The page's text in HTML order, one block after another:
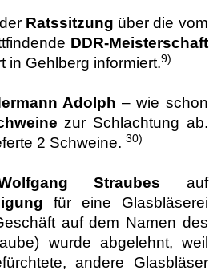
Ratssitzung über die vom
DDR-Meisterschaft
in Gehlberg informiert.9)
Adolph – wie schon
zur Schlachtung ab.
2 Schweine.30)
Straubes auf
für eine Glasbläserei
auf dem Namen des
wurde abgelehnt, weil
andere Glasbläser